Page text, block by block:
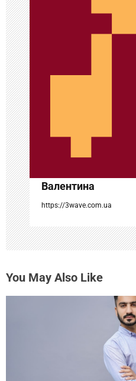
я
п
о
з
а
п
и
с
я
м
Валентина
https://3wave.com.ua
You May Also Like